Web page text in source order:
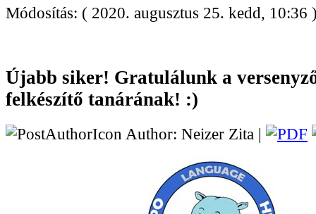
Módosítás: ( 2020. augusztus 25. kedd, 10:36
Újabb siker! Gratulálunk a
felkészítő tanárának! :)
Author: Neizer Zita |